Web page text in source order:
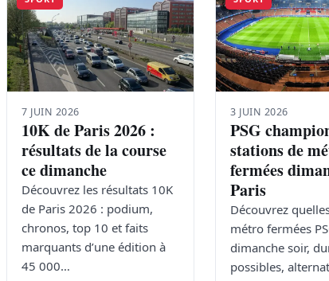
7 JUIN 2026
10K de Paris 2026 :
résultats de la course
ce dimanche
Découvrez les résultats 10K
de Paris 2026 : podium,
chronos, top 10 et faits
marquants d’une édition à
45 000…
3 JUIN 2026
PSG
stations de
fermées
Paris
Découvrez
métro fermées
dimanche soir,
possibles,